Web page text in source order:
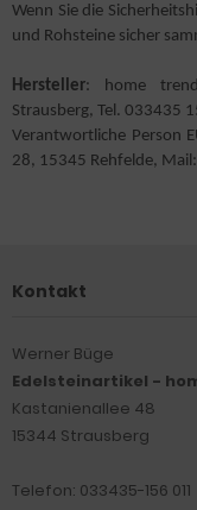
Wenn Sie die
und Rohsteine sicher
Hersteller: home
Strausberg, Tel. 033435
Verantwortliche Person
28, 15345 Rehfelde, Mail:
Kontakt
Werner Büge
Edelsteinartikel -
Kastanienallee 48
15344 Strausberg
Telefon: 033435-156 011